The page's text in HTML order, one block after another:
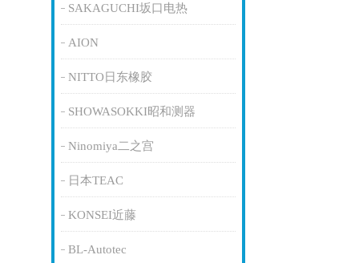
SAKAGUCHI坂口电热
AION
NITTO日东橡胶
SHOWASOKKI昭和测器
Ninomiya二之宫
日本TEAC
KONSEI近藤
BL-Autotec